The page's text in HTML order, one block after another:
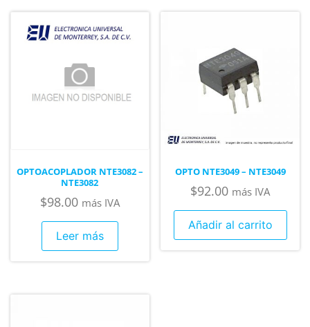
OPTOACOPLADOR NTE3082 –
NTE3082
$98.00 más IVA
Leer más
OPTO NTE3049 – NTE3049
$92.00 más IVA
Añadir al carrito